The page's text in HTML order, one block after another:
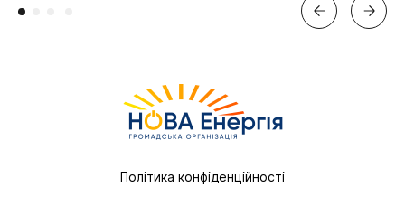
Політика конфіденційності